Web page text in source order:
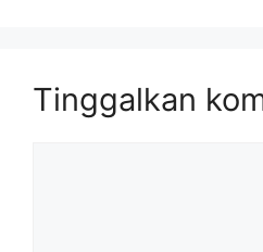
Tinggalkan